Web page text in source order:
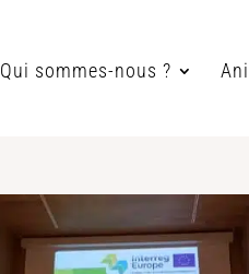
Qui sommes-nous ?